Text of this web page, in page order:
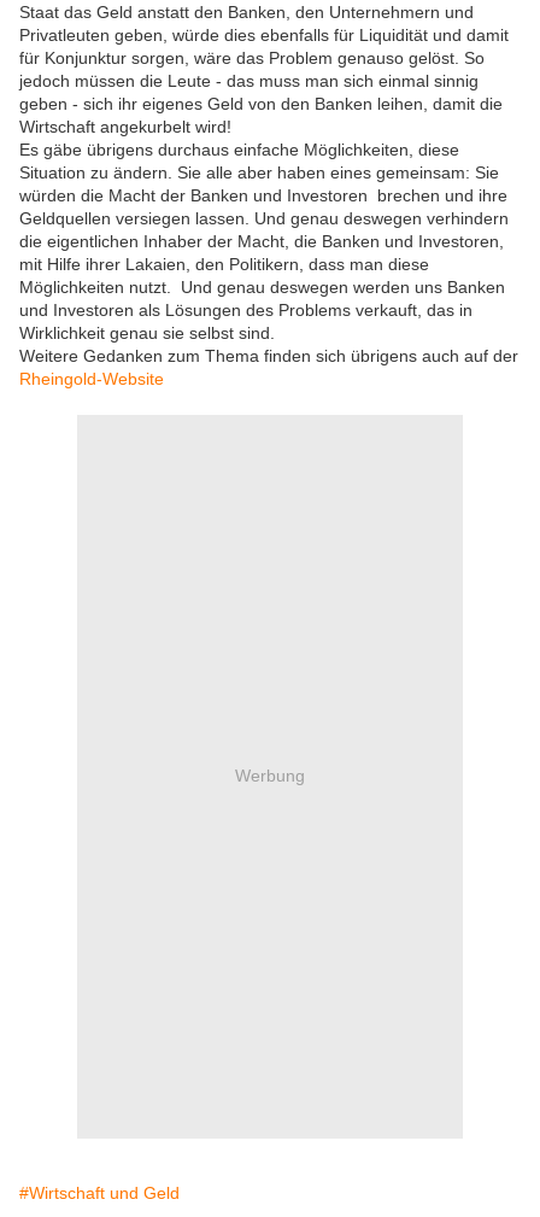
Staat das Geld anstatt den Banken, den Unternehmern und
Privatleuten geben, würde dies ebenfalls für Liquidität und damit
für Konjunktur sorgen, wäre das Problem genauso gelöst. So
jedoch müssen die Leute - das muss man sich einmal sinnig
geben - sich ihr eigenes Geld von den Banken leihen, damit die
Wirtschaft angekurbelt wird!
Es gäbe übrigens durchaus einfache Möglichkeiten, diese
Situation zu ändern. Sie alle aber haben eines gemeinsam: Sie
würden die Macht der Banken und Investoren brechen und ihre
Geldquellen versiegen lassen. Und genau deswegen verhindern
die eigentlichen Inhaber der Macht, die Banken und Investoren,
mit Hilfe ihrer Lakaien, den Politikern, dass man diese
Möglichkeiten nutzt. Und genau deswegen werden uns Banken
und Investoren als Lösungen des Problems verkauft, das in
Wirklichkeit genau sie selbst sind.
Weitere Gedanken zum Thema finden sich übrigens auch auf der
Rheingold-Website
Werbung
#Wirtschaft und Geld